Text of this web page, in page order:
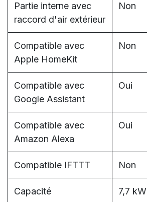
Partie interne avec
raccord d'air extérieur
Non
Compatible avec
Apple HomeKit
Non
Compatible avec
Google Assistant
Oui
Compatible avec
Amazon Alexa
Oui
Compatible IFTTT Non
Capacité 7,7 kW